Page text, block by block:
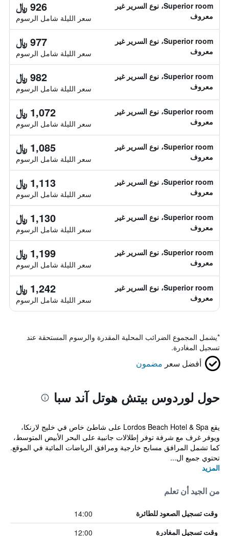
Superior room، نوع السرير غير
معروف
926 ﷼
سعر الليلة شامل الرسوم
Superior room، نوع السرير غير
معروف
977 ﷼
سعر الليلة شامل الرسوم
Superior room، نوع السرير غير
معروف
982 ﷼
سعر الليلة شامل الرسوم
Superior room، نوع السرير غير
معروف
1,072 ﷼
سعر الليلة شامل الرسوم
Superior room، نوع السرير غير
معروف
1,085 ﷼
سعر الليلة شامل الرسوم
Superior room، نوع السرير غير
معروف
1,113 ﷼
سعر الليلة شامل الرسوم
Superior room، نوع السرير غير
معروف
1,130 ﷼
سعر الليلة شامل الرسوم
Superior room، نوع السرير غير
معروف
1,199 ﷼
سعر الليلة شامل الرسوم
Superior room، نوع السرير غير
معروف
1,242 ﷼
سعر الليلة شامل الرسوم
*يشمل المجموع الضرائب المحلية المقدرة والرسوم المستحقة عند
تسجيل المغادرة.
أفضل سعر مضمون
حول لوردوس بيتش هوتل آند سبا
يقع Lordos Beach Hotel & Spa على شاطئ خاص في خليج لارنكا،
ويوفر غرف مع شرفة توفر إطلالات جانبية على البحر الأبيض المتوسط،
كما تشمل المرافق مسابح خارجية ومرافق الرياضات المائية في الموقع.
تحتوي جميع ال...
المزيد
من الجيد أن تعلم
وقت تسجيل الصعود للطائرة 14:00
وقت تسجيل المغادرة 12:00